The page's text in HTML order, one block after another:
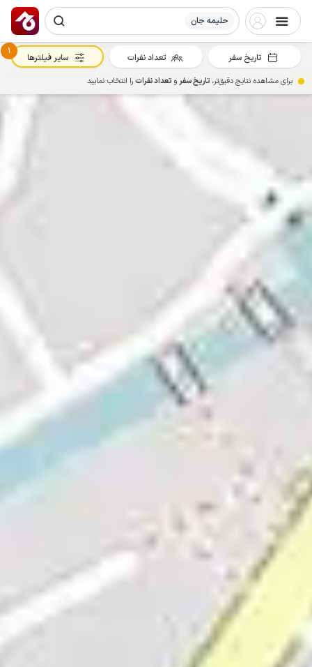
حلیمه جان
تاریخ سفر تعداد نفرات
1
سایر فیلترها
برای مشاهده نتایج دقیق‌تر، تاریخ سفرو تعداد نفراترا انتخاب نمایید